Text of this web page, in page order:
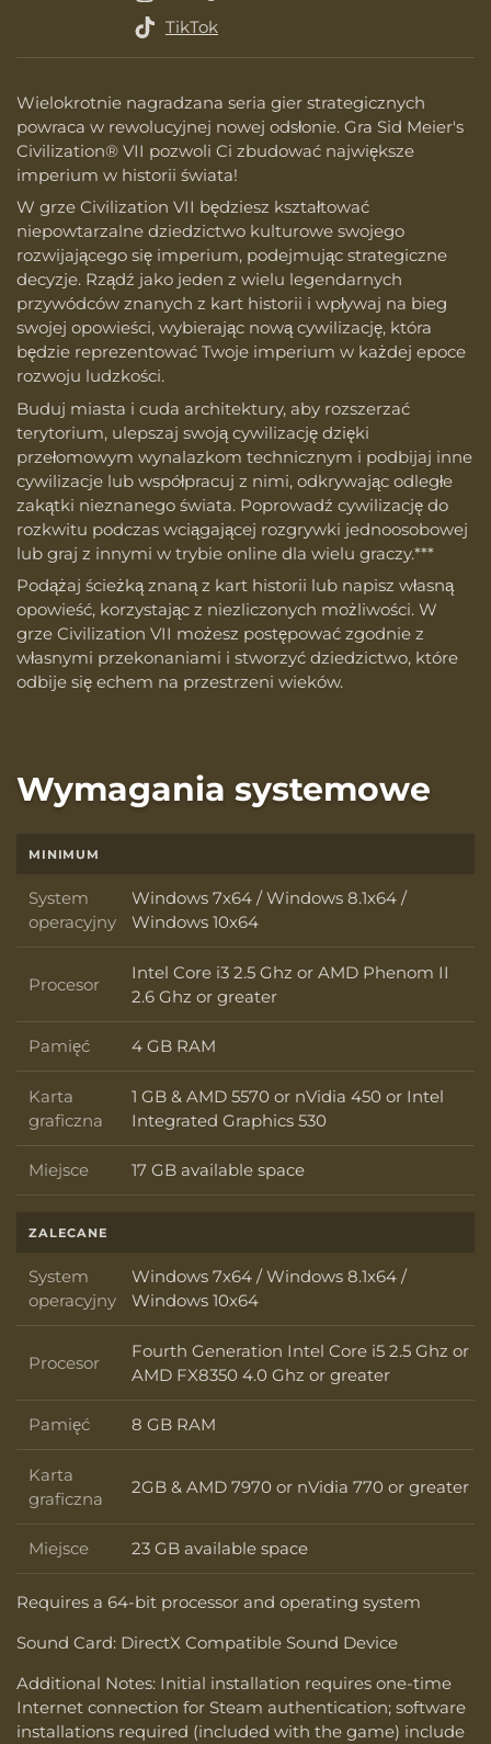
Wielokrotnie nagradzana seria gier strategicznych
powraca w rewolucyjnej nowej odsłonie. Gra Sid Meier's
Civilization® VII pozwoli Ci zbudować największe
imperium w historii świata!
W grze Civilization VII będziesz kształtować
niepowtarzalne dziedzictwo kulturowe swojego
rozwijającego się imperium, podejmując strategiczne
decyzje. Rządź jako jeden z wielu legendarnych
przywódców znanych z kart historii i wpływaj na bieg
swojej opowieści, wybierając nową cywilizację, która
będzie reprezentować Twoje imperium w każdej epoce
rozwoju ludzkości.
Buduj miasta i cuda architektury, aby rozszerzać
terytorium, ulepszaj swoją cywilizację dzięki
przełomowym wynalazkom technicznym i podbijaj inne
cywilizacje lub współpracuj z nimi, odkrywając odległe
zakątki nieznanego świata. Poprowadź cywilizację do
rozkwitu podczas wciągającej rozgrywki jednoosobowej
lub graj z innymi w trybie online dla wielu graczy.***
Podążaj ścieżką znaną z kart historii lub napisz własną
opowieść, korzystając z niezliczonych możliwości. W
grze Civilization VII możesz postępować zgodnie z
własnymi przekonaniami i stworzyć dziedzictwo, które
odbije się echem na przestrzeni wieków.
TikTok
Wymagania systemowe
MINIMUM
System
operacyjny
System operacyjny
Windows 7x64 / Windows 8.1x64 /
Windows 10x64
Procesor Procesor
Intel Core i3 2.5 Ghz or AMD Phenom II
2.6 Ghz or greater
Pamięć Pamięć
4 GB RAM
Karta
graficzna
Karta graficzna
1 GB & AMD 5570 or nVidia 450 or Intel
Integrated Graphics 530
Miejsce Miejsce
17 GB available space
ZALECANE
System
operacyjny
System operacyjny
Windows 7x64 / Windows 8.1x64 /
Windows 10x64
Procesor Procesor
Fourth Generation Intel Core i5 2.5 Ghz or
AMD FX8350 4.0 Ghz or greater
Pamięć Pamięć
8 GB RAM
Karta
graficzna
Karta graficzna
2GB & AMD 7970 or nVidia 770 or greater
Miejsce Miejsce
23 GB available space
Requires a 64-bit processor and operating system
Sound Card: DirectX Compatible Sound Device
Additional Notes: Initial installation requires one-time
Internet connection for Steam authentication; software
installations required (included with the game) include